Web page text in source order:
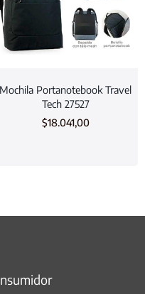
Mochila Portanotebook Travel
Tech 27527
$18.041,00